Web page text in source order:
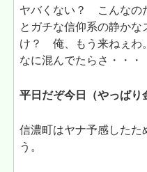
ヤバくない？ こんなの
とガチな信仰系の静かな
け？ 俺、もう来ねぇわ
なに混んでたらさ・・・
平日だぞ今日（やっぱり
信濃町はヤナ予感したた
う。